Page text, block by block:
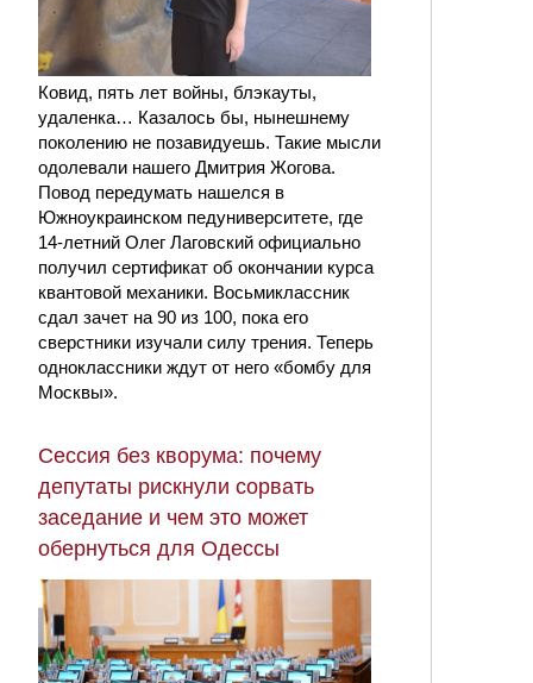
Ковид, пять лет войны, блэкауты,
удаленка… Казалось бы, нынешнему
поколению не позавидуешь. Такие мысли
одолевали нашего Дмитрия Жогова.
Повод передумать нашелся в
Южноукраинском педуниверситете, где
14-летний Олег Лаговский официально
получил сертификат об окончании курса
квантовой механики. Восьмиклассник
сдал зачет на 90 из 100, пока его
сверстники изучали силу трения. Теперь
одноклассники ждут от него «бомбу для
Москвы».
Сессия без кворума: почему
депутаты рискнули сорвать
заседание и чем это может
обернуться для Одессы